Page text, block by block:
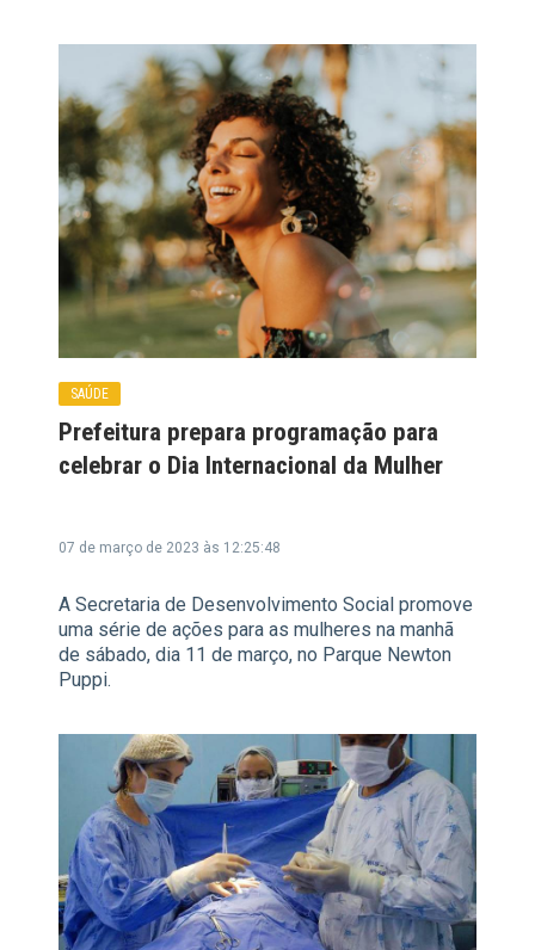
SAÚDE
Prefeitura prepara programação para
celebrar o Dia Internacional da Mulher
07 de março de 2023 às 12:25:48
A Secretaria de Desenvolvimento Social promove
uma série de ações para as mulheres na manhã
de sábado, dia 11 de março, no Parque Newton
Puppi.